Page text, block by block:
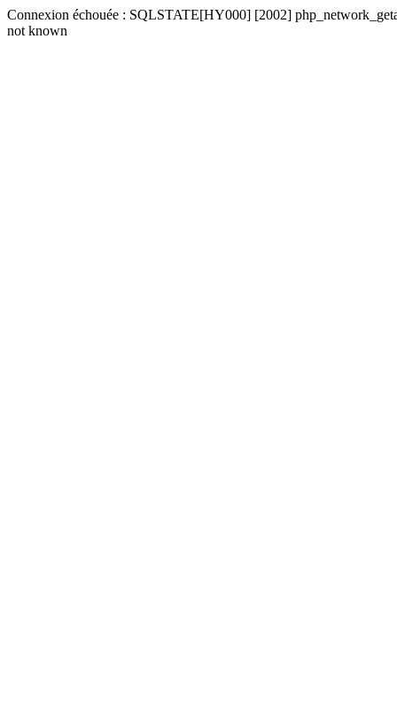
Connexion échouée : SQLSTATE[HY000] [2002]
not known